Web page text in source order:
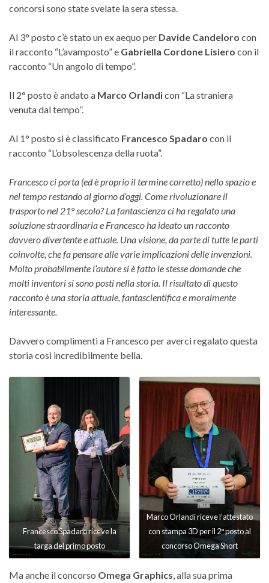
concorsi sono state svelate la sera stessa.
Al 3° posto c’è stato un ex aequo per Davide Candeloro con
il racconto “L’avamposto” e Gabriella Cordone Lisiero con il
racconto “Un angolo di tempo”.
Il 2° posto è andato a Marco Orlandicon “La straniera
venuta dal tempo”.
Al 1° posto si è classificato Francesco Spadaro con il
racconto “L’obsolescenza della ruota”.
Francesco ci porta (ed è proprio il termine corretto) nello spazio e
nel tempo restando al giorno d’oggi. Come rivoluzionare il
trasporto nel 21° secolo? La fantascienza ci ha regalato una
soluzione straordinaria e Francesco ha ideato un racconto
davvero divertente e attuale. Una visione, da parte di tutte le parti
coinvolte, che fa pensare alle varie implicazioni delle invenzioni.
Molto probabilmente l’autore si è fatto le stesse domande che
molti inventori si sono posti nella storia. Il risultato di questo
racconto è una storia attuale, fantascientifica e moralmente
interessante.
Davvero complimenti a Francesco per averci regalato questa
storia così incredibilmente bella.
Francesco Spadaro riceve la
targa del primo posto
Marco Orlandi riceve l’attestato
con stampa 3D per il 2° posto al
concorso Omega Short
Ma anche il concorso Omega Graphics, alla sua prima